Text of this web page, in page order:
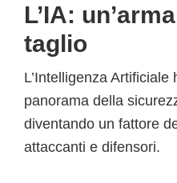
L’IA:
taglio
L’Intelligenza Artificiale
panorama della
diventando un fattore
attaccanti e difensori.